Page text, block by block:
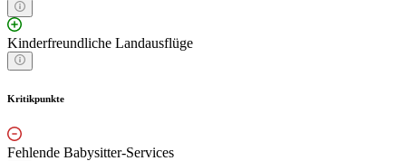
Kinderfreundliche Landausflüge
Kritikpunkte
Fehlende Babysitter-Services